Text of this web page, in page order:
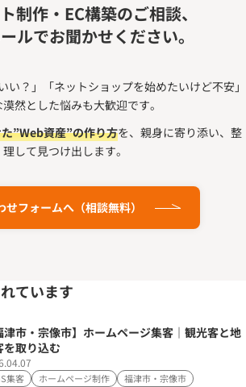
制作・EC構築のご相談、
ルでお聞かせください。
い？」「ネットショップを始めたいけど不安」
然とした悩みも大歓迎です。
”Web資産”の作り方を、親身に寄り添い、整
理して見つけ出します。
せフォームへ（相談無料）
ています
津市・宗像市】ホームページ集客｜観光客と地
を取り込む
集客 ホームページ制作 福津市・宗像市